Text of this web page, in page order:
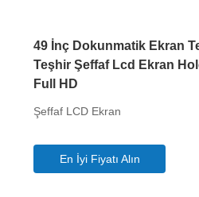
49 İnç Dokunmatik Ekran
Teşhir Şeffaf Lcd Ekran
Full HD
Şeffaf LCD Ekran
En İyi Fiyatı Alın